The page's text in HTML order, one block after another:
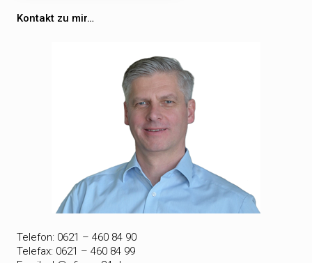
Kontakt zu mir…
Telefon: 0621 – 460 84 90
Telefax: 0621 – 460 84 99